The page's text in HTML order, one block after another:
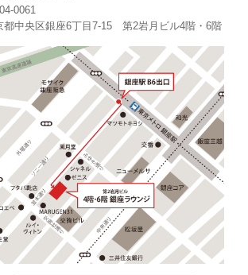
0061
都中央区銀座6丁目7-15 第2岩月ビル4階・6階